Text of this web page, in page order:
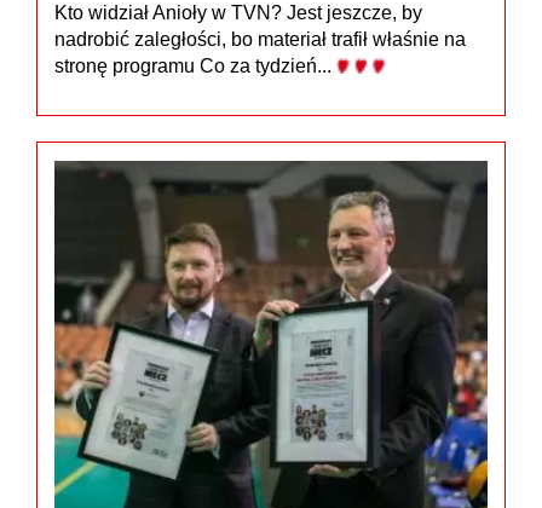
Kto widział Anioły w TVN? Jest jeszcze, by
nadrobić zaległości, bo materiał trafił właśnie na
stronę programu Co za tydzień...